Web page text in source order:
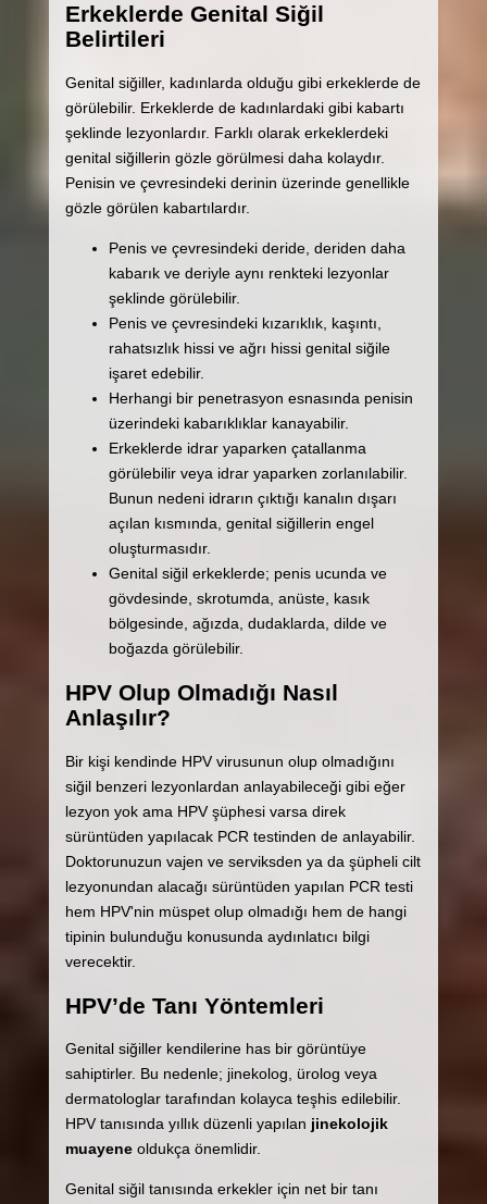
Erkeklerde Genital Siğil
Belirtileri
Genital siğiller, kadınlarda olduğu gibi erkeklerde de
görülebilir. Erkeklerde de kadınlardaki gibi kabartı
şeklinde lezyonlardır. Farklı olarak erkeklerdeki
genital siğillerin gözle görülmesi daha kolaydır.
Penisin ve çevresindeki derinin üzerinde genellikle
gözle görülen kabartılardır.
Penis ve çevresindeki deride, deriden daha
kabarık ve deriyle aynı renkteki lezyonlar
şeklinde görülebilir.
Penis ve çevresindeki kızarıklık, kaşıntı,
rahatsızlık hissi ve ağrı hissi genital siğile
işaret edebilir.
Herhangi bir penetrasyon esnasında penisin
üzerindeki kabarıklıklar kanayabilir.
Erkeklerde idrar yaparken çatallanma
görülebilir veya idrar yaparken zorlanılabilir.
Bunun nedeni idrarın çıktığı kanalın dışarı
açılan kısmında, genital siğillerin engel
oluşturmasıdır.
Genital siğil erkeklerde; penis ucunda ve
gövdesinde, skrotumda, anüste, kasık
bölgesinde, ağızda, dudaklarda, dilde ve
boğazda görülebilir.
HPV Olup Olmadığı Nasıl
Anlaşılır?
Bir kişi kendinde HPV virusunun olup olmadığını
siğil benzeri lezyonlardan anlayabileceği gibi eğer
lezyon yok ama HPV şüphesi varsa direk
sürüntüden yapılacak PCR testinden de anlayabilir.
Doktorunuzun vajen ve serviksden ya da şüpheli cilt
lezyonundan alacağı sürüntüden yapılan PCR testi
hem HPV'nin müspet olup olmadığı hem de hangi
tipinin bulunduğu konusunda aydınlatıcı bilgi
verecektir.
HPV’de Tanı Yöntemleri
Genital siğiller kendilerine has bir görüntüye
sahiptirler. Bu nedenle; jinekolog, ürolog veya
dermatologlar tarafından kolayca teşhis edilebilir.
HPV tanısında yıllık düzenli yapılan jinekolojik
muayeneoldukça önemlidir.
Genital siğil tanısında erkekler için net bir tanı